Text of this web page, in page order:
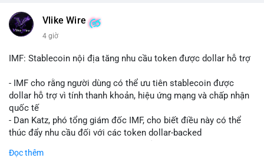
💬 DÒNG CHẢY TIN TỨC & TRUYỀN THÔNG: Bàn tán trên
Binance Square tập trung vào lệnh kẹp, dự báo NVDA và Musk
luận về Clearity Act.
💡 NHẬN ĐỊNH & KHUYẾN NGHỊ: Tâm lý ngắn hạn vẫn tiêu
cực do sợ hãi, nhưng xu hướng coin nhỏ và tin tức AI/NVIDA
có thể tạo cơ hội mua sớm. Cần theo dõi sự thay đổi trong
chính sách crypto Mỹ.
Vlike Wire
4 giờ
IMF: Stablecoin nội địa tăng nhu cầu token được dollar hỗ trợ
- IMF cho rằng người dùng có thể ưu tiên stablecoin được
dollar hỗ trợ vì tính thanh khoản, hiệu ứng mạng và chấp nhận
quốc tế
- Dan Katz, phó tổng giám đốc IMF, cho biết điều này có thể
thúc đẩy nhu cầu đối với các token dollar-backed
Đọc thêm